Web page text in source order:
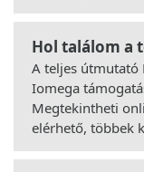
Hol találom a
A teljes útmutató
Iomega
Megtekintheti
elérhető, többek